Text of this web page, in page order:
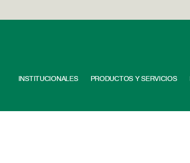
INSTITUCIONALES PRODUCTOS Y SERVICIOS